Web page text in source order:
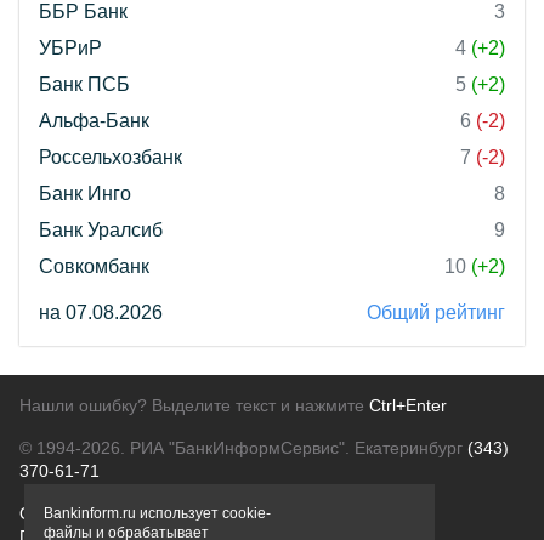
ББР Банк
3
УБРиР
4 (+2)
Банк ПСБ
5 (+2)
Альфа-Банк
6 (-2)
Россельхозбанк
7 (-2)
Банк Инго
8
Банк Уралсиб
9
Совкомбанк
10 (+2)
на 07.08.2026 Общий рейтинг
Нашли ошибку? Выделите текст и нажмите Ctrl+Enter
© 1994-2026. РИА "БанкИнформСервис". Екатеринбург (343)
370-61-71
О проектеПолитика конфиденциальности
Bankinform.ru использует cookie-
файлы и обрабатывает